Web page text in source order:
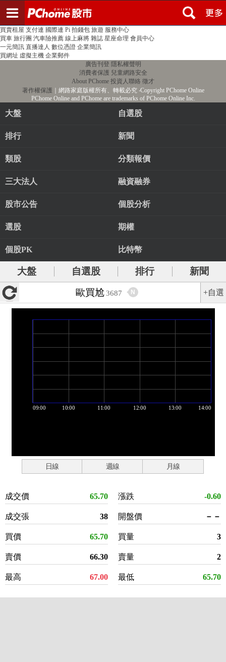
PChome首頁 線上購物 24h購物 書店
買賣租屋 支付連 國際連 Pi 拍錢包 旅遊 服務中心
買車 旅行團 汽車險推薦 線上麻將 雜誌 星座命理 會員中心
一元簡訊 直播達人 數位憑證 企業簡訊
買網址 虛擬主機 企業郵件
廣告刊登 隱私權聲明
消費者保護 兒童網路安全
About PChome 投資人聯絡 徵才
著作權保護 ｜網路家庭版權所有、轉載必究‧Copyright PChome Online
PChome Online and PChome are trademarks of PChome Online Inc.
大盤 自選股
排行 新聞
類股 分類報價
三大法人 融資融券
股市公告 個股分析
選股 期權
個股PK 比特幣
大盤 自選股 排行
新聞
歐買尬 3687 N +自選
日線 週線 月線
成交價 65.70
成交張 38
買價 65.70
賣價 66.30
最高 67.00
漲跌 -0.60
開盤價 －－
買量 3
賣量 2
最低 65.70